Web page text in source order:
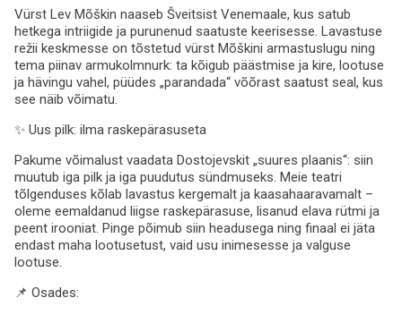
Vürst Lev Mõškin naaseb Šveitsist Venemaale, kus satub
hetkega intriigide ja purunenud saatuste keerisesse. Lavastuse
režii keskmesse on tõstetud vürst Mõškini armastuslugu ning
tema piinav armukolmnurk: ta kõigub päästmise ja kire, lootuse
ja hävingu vahel, püüdes „parandada“ võõrast saatust seal, kus
see näib võimatu.
✨ Uus pilk: ilma raskepärasuseta
Pakume võimalust vaadata Dostojevskit „suures plaanis“: siin
muutub iga pilk ja iga puudutus sündmuseks. Meie teatri
tõlgenduses kõlab lavastus kergemalt ja kaasahaaravamalt –
oleme eemaldanud liigse raskepärasuse, lisanud elava rütmi ja
peent irooniat. Pinge põimub siin headusega ning finaal ei jäta
endast maha lootusetust, vaid usu inimesesse ja valguse
lootuse.
📌 Osades: